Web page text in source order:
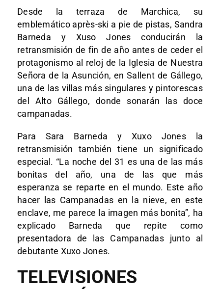
Desde la terraza de Marchica, su
emblemático après-ski a pie de pistas, Sandra
Barneda y Xuso Jones conducirán la
retransmisión de fin de año antes de ceder el
protagonismo al reloj de la Iglesia de Nuestra
Señora de la Asunción, en Sallent de Gállego,
una de las villas más singulares y pintorescas
del Alto Gállego, donde sonarán las doce
campanadas.
Para Sara Barneda y Xuxo Jones la
retransmisión también tiene un significado
especial. “La noche del 31 es una de las más
bonitas del año, una de las que más
esperanza se reparte en el mundo. Este año
hacer las Campanadas en la nieve, en este
enclave, me parece la imagen más bonita”, ha
explicado Barneda que repite como
presentadora de las Campanadas junto al
debutante Xuxo Jones.
TELEVISIONES